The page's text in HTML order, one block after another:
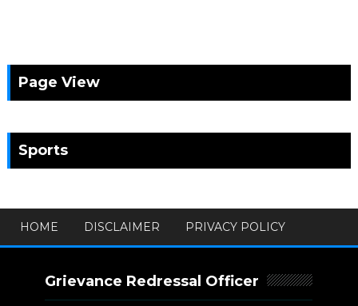
Page View
Sports
HOME DISCLAIMER PRIVACY POLICY
Grievance Redressal Officer